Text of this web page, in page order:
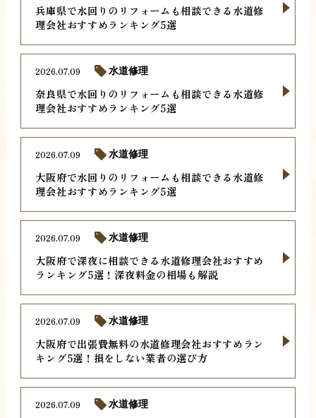
兵庫県で水回りのリフォームも相談できる水道修
理会社おすすめランキング5選
奈良県で水回りのリフォームも相談できる水道修
理会社おすすめランキング5選
2026.07.09 水道修理
大阪府で水回りのリフォームも相談できる水道修
理会社おすすめランキング5選
2026.07.09 水道修理
大阪府で深夜に相談できる水道修理会社おすすめ
ランキング5選！深夜料金の相場も解説
2026.07.09 水道修理
大阪府で出張費無料の水道修理会社おすすめラン
キング5選！損をしない業者の選び方
2026.07.09 水道修理
2026.07.09 水道修理